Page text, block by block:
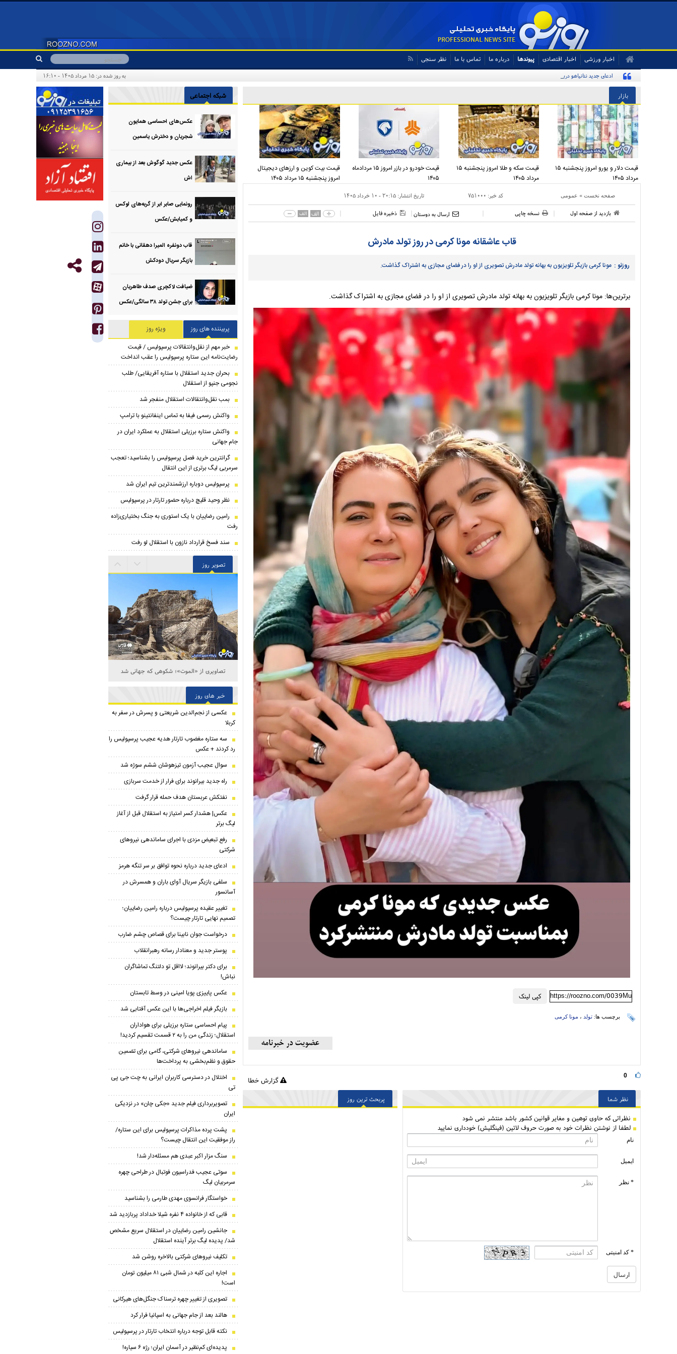
اخبار ورزشی اخبار اقتصادی پیوندها درباره ما تماس با ما نظر سنجی
ادعای جدید نتانیاهو درباره برنامه هسته‌ای ایران به روز شده در: ۱۵ مرداد ۱۴۰۵ - ۱۶:۱۰
بازار
قیمت دلار و یورو امروز پنجشنبه ۱۵
مرداد ۱۴۰۵
قیمت سکه و طلا امروز پنجشنبه ۱۵
مرداد ۱۴۰۵
قیمت خودرو در بازر امروز ۱۵ مردادماه
۱۴۰۵
قیمت بیت کوین و ارز‌های دیجیتال
امروز پنجشنبه ۱۵ مرداد ۱۴۰۵
صفحه نخست » عمومی کد خبر: ۷۵۱۰۰۰ تاریخ انتشار: ۲۰:۱۵ - ۱۰ خرداد ۱۴۰۵
بازدید از صفحه اول نسخه چاپی ارسال به دوستان ذخیره فایل الف الف
قاب عاشقانه مونا کرمی در روز تولد مادرش
روزنو : مونا کرمی بازیگر تلویزیون به بهانه تولد مادرش تصویری از او را در فضای مجازی به اشتراک گذاشت.
برترین‌ها: مونا کرمی بازیگر تلویزیون به بهانه تولد مادرش تصویری از او را در فضای مجازی به اشتراک گذاشت.
کپی لینک https://roozno.com/0039Mu
برچسب ها: تولد ، مونا کرمی
0 گزارش خطا
نظر شما
نظراتی كه حاوی توهین و مغایر قوانین کشور باشد منتشر نمی شود
لطفا از نوشتن نظرات خود به صورت حروف لاتین (فینگلیش) خودداری نمایید
نام
ایمیل
* نظر
* کد امنیتی
پربحث ترین روز
شبکه اجتماعی
عکس‌های احساسی همایون
شجریان و دخترش یاسمین
عکس جدید گوگوش بعد از بیماری
اش
رونمایی صابر ابر از گربه‌های لوکس
و کمیابش/عکس
قاب دونفره المیرا دهقانی با خانم
بازیگر سریال دودکش
ضیافت لاکچری صدف طاهریان
برای جشن تولد ۳۸ سالگی‌/عکس
پربیننده های روز
ویژه روز
خبر مهم از نقل‌وانتقالات پرسپولیس / قیمت
رضایت‌نامه این ستاره پرسپولیس را عقب انداخت
بحران جدید استقلال با ستاره آفریقایی/ طلب
نجومی جنپو از استقلال
بمب نقل‌وانتقالات استقلال منفجر شد
واکنش رسمی فیفا به تماس اینفانتینو با ترامپ
واکنش ستاره برزیلی استقلال به عملکرد ایران در
جام جهانی
گرانترین خرید فصل پرسپولیس را بشناسید؛ تعجب
سرمربی لیگ برتری از این انتقال
پرسپولیس دوباره ارزشمندترین تیم ایران شد
نظر وحید قلیچ درباره حضور تارتار در پرسپولیس
رامین رضاییان با یک استوری به جنگ بختیاری‌زاده
رفت
سند فسخ قرارداد نازون با استقلال لو رفت
تصویر روز
لیندا کیانی و فرزاد حسنی در اکران فیلم «ماه پنهان»
خبر های روز
عکسی از نجم‌الدین شریعتی و پسرش در سفر به
کربلا
سه ستاره مغضوب تارتار هدیه عجیب پرسپولیس را
رد کردند + عکس
سوال عجیب آزمون تیزهوشان ششم سوژه شد
راه جدید بیرانوند برای فرار از خدمت سربازی
نفتکش عربستان هدف حمله قرار گرفت
عکس| هشدار کسر امتیاز به استقلال قبل از آغاز
لیگ برتر
رفع تبعیض مزدی با اجرای ساماندهی نیروهای
شرکتی
ادعای جدید درباره نحوه توافق بر سر تنگه هرمز
سلفی بازیگر سریال آوای باران و همسرش در
آسانسور
تغییر عقیده پرسپولیس درباره رامین رضاییان؛
تصمیم نهایی تارتار چیست؟
درخواست جوان نابینا برای قصاص چشم ضارب
پوستر جدید و معنادار رسانه رهبرانقلاب
برای دکتر بیرانوند؛ لااقل تو دلتنگ تماشاگران
نباش!
عکس پاییزی پویا امینی در وسط تابستان
بازیگر فیلم اخراجی‌ها با این عکس آفتابی شد
پیام احساسی ستاره برزیلی برای هواداران
استقلال؛ زندگی من را به ۲ قسمت تقسیم کردید!
ساماندهی نیروهای شرکتی، گامی برای تضمین
حقوق و نظم‌بخشی به پرداخت‌ها
اختلال در دسترسی کاربران ایرانی به چت جی پی
تی
تصویربرداری فیلم جدید «جکی چان» در نزدیکی
ایران
پشت پرده مذاکرات پرسپولیس برای این ستاره/
راز موفقیت این انتقال چیست؟
سنگ مزار اکبر عبدی هم مسئله‌دار شد!
سوتی عجیب فدراسیون فوتبال در طراحی چهره
سرمربیان لیگ
خواستگار فرانسوی مهدی طارمی را بشناسید
قابی که از خانواده ۴ نفره شیلا خداداد پربازدید شد
جانشین رامین رضاییان در استقلال سریع مشخص
شد/ پدیده لیگ برتر آینده استقلال
تکلیف نیروهای شرکتی بالاخره روشن شد
اجاره این کلبه در شمال شبی ۸۱ میلیون تومان
است!
تصویری از تغییر چهره ترسناک جنگل‌های هیرکانی
هالند بعد از جام جهانی به اسپانیا فرار کرد
نکته قابل توجه درباره انتخاب تارتار در پرسپولیس
پدیده‌ای کم‌نظیر در آسمان ایران؛ رژه ۶ سیاره!